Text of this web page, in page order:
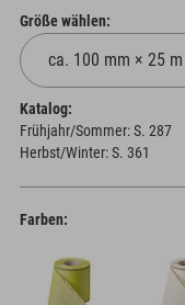
Größe wählen:
Katalog:
Frühjahr/Sommer: S. 287
Herbst/Winter: S. 361
Farben: